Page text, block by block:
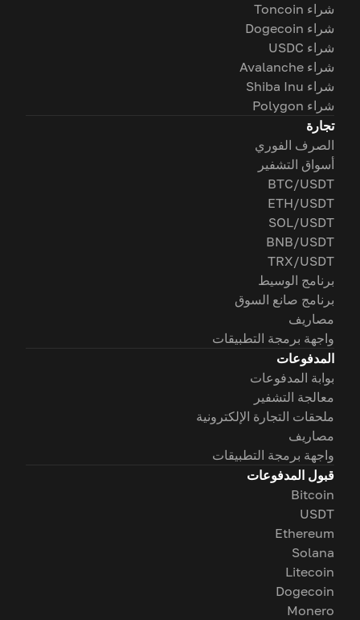
شراء Toncoin
شراء Dogecoin
شراء USDC
شراء Avalanche
شراء Shiba Inu
شراء Polygon
تجارة
الصرف الفوري
أسواق التشفير
BTC/USDT
ETH/USDT
SOL/USDT
BNB/USDT
TRX/USDT
برنامج الوسيط
برنامج صانع السوق
مصاريف
واجهة برمجة التطبيقات
المدفوعات
بوابة المدفوعات
معالجة التشفير
ملحقات التجارة الإلكترونية
مصاريف
واجهة برمجة التطبيقات
قبول المدفوعات
Bitcoin
USDT
Ethereum
Solana
Litecoin
Dogecoin
Monero